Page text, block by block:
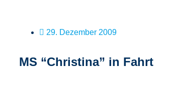
29. Dezember 2009
MS “Christina” in Fahrt